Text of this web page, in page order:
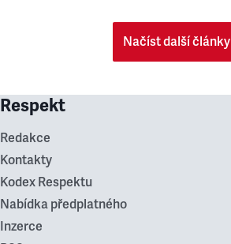
Načíst další články
Respekt
Redakce
Kontakty
Kodex Respektu
Nabídka předplatného
Inzerce